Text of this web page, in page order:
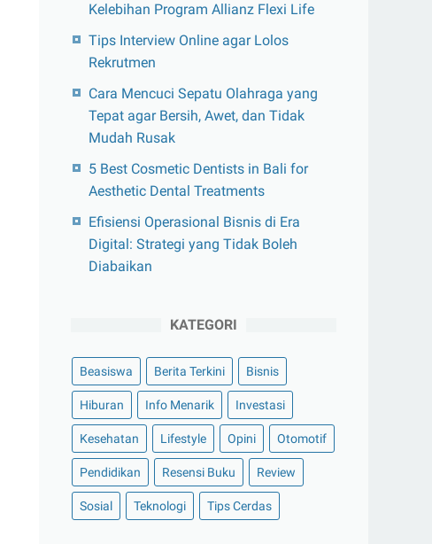
Kelebihan Program Allianz Flexi Life
Tips Interview Online agar Lolos
Rekrutmen
Cara Mencuci Sepatu Olahraga yang
Tepat agar Bersih, Awet, dan Tidak
Mudah Rusak
5 Best Cosmetic Dentists in Bali for
Aesthetic Dental Treatments
Efisiensi Operasional Bisnis di Era
Digital: Strategi yang Tidak Boleh
Diabaikan
KATEGORI
Beasiswa Berita Terkini Bisnis
Hiburan Info Menarik Investasi
Kesehatan Lifestyle Opini Otomotif
Pendidikan Resensi Buku Review
Sosial Teknologi Tips Cerdas